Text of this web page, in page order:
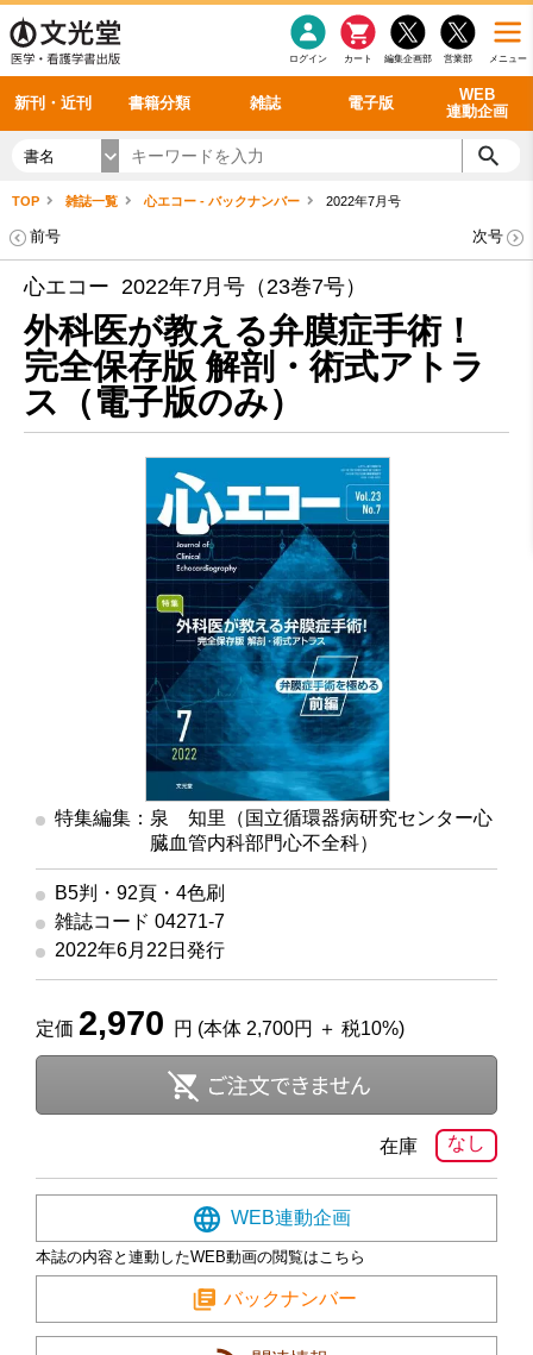
メニュー
営業部
編集企画部
カート
ログイン
新刊・近刊 書籍分類 雑誌 電子版
WEB
連動企画
感染症 老年医学
看護・介護
呼吸器
循環器
シリーズ一覧
雑誌投稿規定
理学療法
雑誌案内・年間購読 最新号 バックナンバー
電子書籍
電子雑誌
書籍「データに基づく臨床動作分析」WEB動画
書籍「眼手術学」WEB動画
書籍「神経症候学 II 改訂第二版」 WEB動画
新刊一覧
今後の発行予定
書名
TOP 雑誌一覧 心エコー - バックナンバー 2022年7月号
前号 次号
心エコー 2022年7月号（23巻7号）
外科医が教える弁膜症手術！
完全保存版 解剖・術式アトラ
ス（電子版のみ）
特集編集：泉 知里（国立循環器病研究センター心
臓血管内科部門心不全科）
B5判・92頁・4色刷
雑誌コード 04271-7
2022年6月22日発行
定価 2,970 円 (本体 2,700円 ＋ 税10%)
なし
在庫
WEB連動企画
本誌の内容と連動したWEB動画の閲覧はこちら
バックナンバー